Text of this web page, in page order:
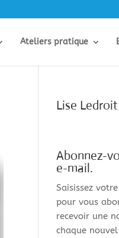
Ateliers pratique
Lise
Abonnez-
e-mail.
Saisissez
pour vous
recevoir une
chaque